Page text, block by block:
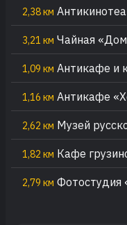
2,38 км
3,21 км Чайная
1,09 км Антикафе и
1,16 км Антикафе
2,62 км Музей
1,82 км Кафе
2,79 км Фотостудия